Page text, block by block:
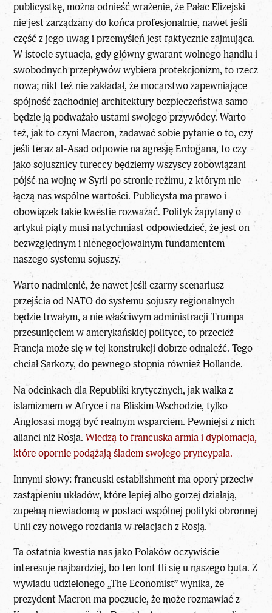
publicystkę, można odnieść wrażenie, że Pałac Elizejski
nie jest zarządzany do końca profesjonalnie, nawet jeśli
część z jego uwag i przemyśleń jest faktycznie zajmująca.
W istocie sytuacja, gdy główny gwarant wolnego handlu i
swobodnych przepływów wybiera protekcjonizm, to rzecz
nowa; nikt też nie zakładał, że mocarstwo zapewniające
spójność zachodniej architektury bezpieczeństwa samo
będzie ją podważało ustami swojego przywódcy. Warto
też, jak to czyni Macron, zadawać sobie pytanie o to, czy
jeśli teraz al-Asad odpowie na agresję Erdoğana, to czy
jako sojusznicy tureccy będziemy wszyscy zobowiązani
pójść na wojnę w Syrii po stronie reżimu, z którym nie
łączą nas wspólne wartości. Publicysta ma prawo i
obowiązek takie kwestie rozważać. Polityk zapytany o
artykuł piąty musi natychmiast odpowiedzieć, że jest on
bezwzględnym i nienegocjowalnym fundamentem
naszego systemu sojuszy.
Warto nadmienić, że nawet jeśli czarny scenariusz
przejścia od NATO do systemu sojuszy regionalnych
będzie trwałym, a nie właściwym administracji Trumpa
przesunięciem w amerykańskiej polityce, to przecież
Francja może się w tej konstrukcji dobrze odnaleźć. Tego
chciał Sarkozy, do pewnego stopnia również Hollande.
Na odcinkach dla Republiki krytycznych, jak walka z
islamizmem w Afryce i na Bliskim Wschodzie, tylko
Anglosasi mogą być realnym wsparciem. Pewniejsi z nich
alianci niż Rosja.Wiedzą to francuska armia i dyplomacja,
które opornie podążają śladem swojego pryncypała.
Innymi słowy: francuski establishment ma opory przeciw
zastąpieniu układów, które lepiej albo gorzej działają,
zupełną niewiadomą w postaci wspólnej polityki obronnej
Unii czy nowego rozdania w relacjach z Rosją.
Ta ostatnia kwestia nas jako Polaków oczywiście
interesuje najbardziej, bo ten lont tli się u naszego buta. Z
wywiadu udzielonego „The Economist” wynika, że
prezydent Macron ma poczucie, że może rozmawiać z